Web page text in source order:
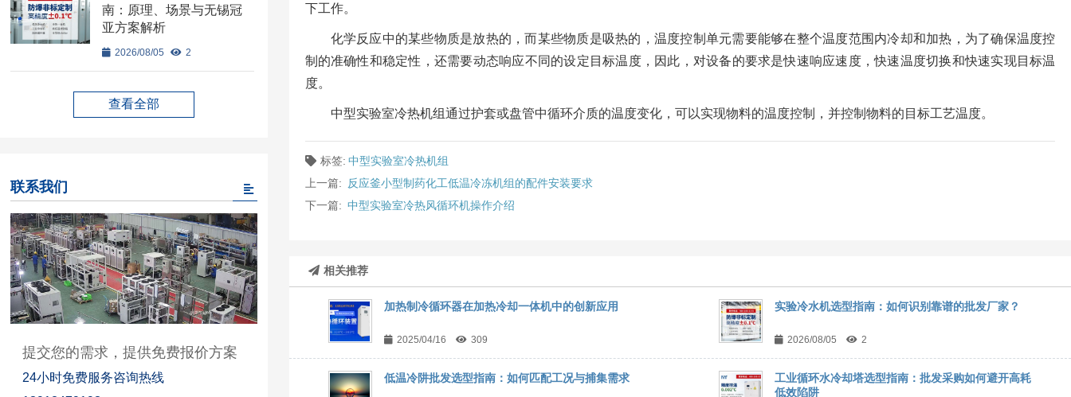
下工作。
化学反应中的某些物质是放热的，而某些物质是吸热的，温度控制单元需要能够在整个温度范围内冷却和加热，为了确保温度控
制的准确性和稳定性，还需要动态响应不同的设定目标温度，因此，对设备的要求是快速响应速度，快速温度切换和快速实现目标温
度。
中型实验室冷热机组通过护套或盘管中循环介质的温度变化，可以实现物料的温度控制，并控制物料的目标工艺温度。
标签: 中型实验室冷热机组
上一篇:
反应釜小型制药化工低温冷冻机组的配件安装要求
下一篇: 中型实验室冷热风循环机操作介绍
相关推荐
‌加热制冷循环器在加热冷却一体机中的创新应用
2025/04/16 309
实验冷水机选型指南：如何识别靠谱的批发厂家？
2026/08/05 2
低温冷阱批发选型指南：如何匹配工况与捕集需求
工业循环水冷却塔选型指南：批发采购如何避开高耗
低效陷阱
南：原理、场景与无锡冠
亚方案解析
2026/08/05 2
查看全部
联系我们
提交您的需求，提供免费报价方案
24小时免费服务咨询热线